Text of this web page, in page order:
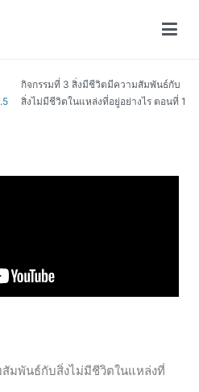
กิจกรรมที่ 3 สิ่งมีชีวิตมีความสัมพันธ์กับ
สิ่งไม่มีชีวิตในแหล่งที่อยู่อย่างไร ตอนที่ 1
มพันธ์กับสิ่งไม่มีชีวิตในแหล่งที่